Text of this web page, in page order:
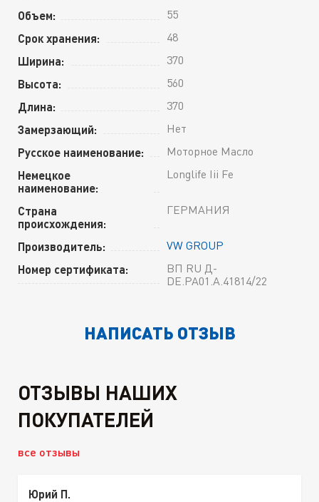
Объем: 55
Срок хранения: 48
Ширина: 370
Высота: 560
Длина: 370
Замерзающий: Нет
Русское наименование: Моторное Масло
Немецкое
наименование:
Longlife Iii Fe
Страна
происхождения:
ГЕРМАНИЯ
Производитель: VW GROUP
Номер сертификата:
ВП RU Д-
DE.РА01.А.41814/22
НАПИСАТЬ ОТЗЫВ
ОТЗЫВЫ НАШИХ
ПОКУПАТЕЛЕЙ
все отзывы
Юрий П.